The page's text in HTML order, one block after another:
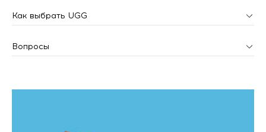
Как выбрать UGG
Вопросы